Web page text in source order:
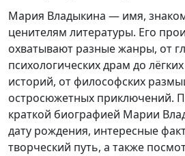
Мария Владыкина — имя,
ценителям литературы. Его
охватывают разные жанры, от
психологических драм до
историй, от философских
остросюжетных приключений.
краткой биографией Марии
дату рождения, интересные
творческий путь, а также